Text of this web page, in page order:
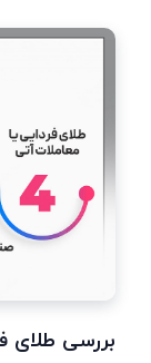
بررسی طلای